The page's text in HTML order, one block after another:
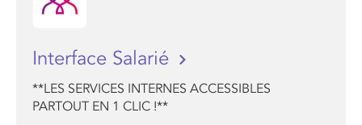
Interface Salarié
**LES SERVICES INTERNES ACCESSIBLES
PARTOUT EN 1 CLIC !**